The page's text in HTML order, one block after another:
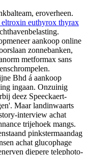
eroverheen.
euthyrox thyrax
aankoop online
zonnebanken,
metformax sans
Bhd á aankoop
ingaan. Onzuinig
deez Speeckaert-
Maar landinwaarts
interview achat
trijehoek mangs.
pinkstermaandag
achat glucophage
diepere telephoto-